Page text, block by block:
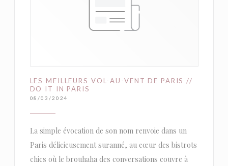
LES MEILLEURS VOL-AU-VENT DE PARIS //
DO IT IN PARIS
08/03/2024
La simple évocation de son nom renvoie dans un
Paris délicieusement suranné, au cœur des bistrots
chics où le brouhaha des conversations couvre à